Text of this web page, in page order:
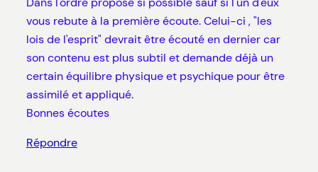
vous rebute à la première écoute. Celui-ci , "les
lois de l'esprit" devrait être écouté en dernier car
son contenu est plus subtil et demande déjà un
certain équilibre physique et psychique pour être
assimilé et appliqué.
Bonnes écoutes
Répondre